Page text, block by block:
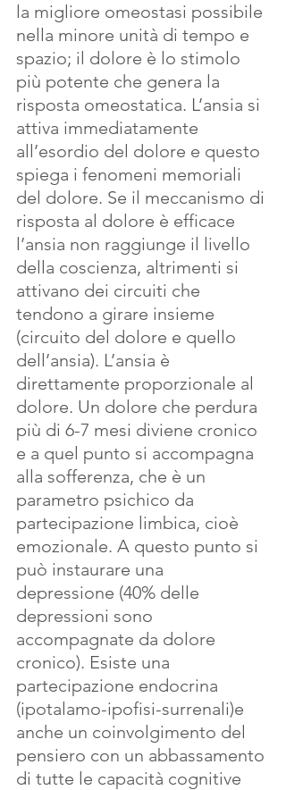
la migliore omeostasi possibile
nella minore unità di tempo e
spazio; il dolore è lo stimolo
più potente che genera la
risposta omeostatica. L’ansia si
attiva immediatamente
all’esordio del dolore e questo
spiega i fenomeni memoriali
del dolore. Se il meccanismo di
risposta al dolore è efficace
l’ansia non raggiunge il livello
della coscienza, altrimenti si
attivano dei circuiti che
tendono a girare insieme
(circuito del dolore e quello
dell’ansia). L’ansia è
direttamente proporzionale al
dolore. Un dolore che perdura
più di 6-7 mesi diviene cronico
e a quel punto si accompagna
alla sofferenza, che è un
parametro psichico da
partecipazione limbica, cioè
emozionale. A questo punto si
può instaurare una
depressione (40% delle
depressioni sono
accompagnate da dolore
cronico). Esiste una
partecipazione endocrina
(ipotalamo-ipofisi-surrenali)e
anche un coinvolgimento del
pensiero con un abbassamento
di tutte le capacità cognitive